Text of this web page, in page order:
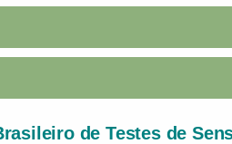
de Testes de